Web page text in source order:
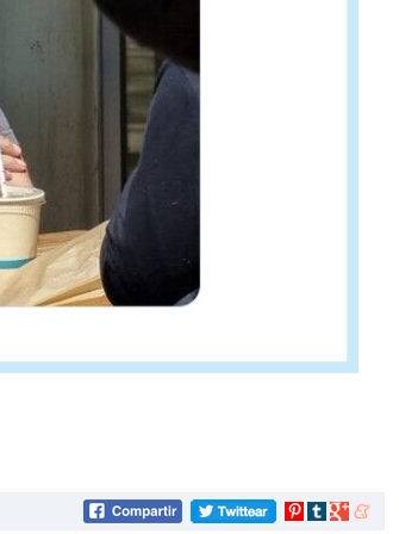
Compartir
Compartir
Compartir